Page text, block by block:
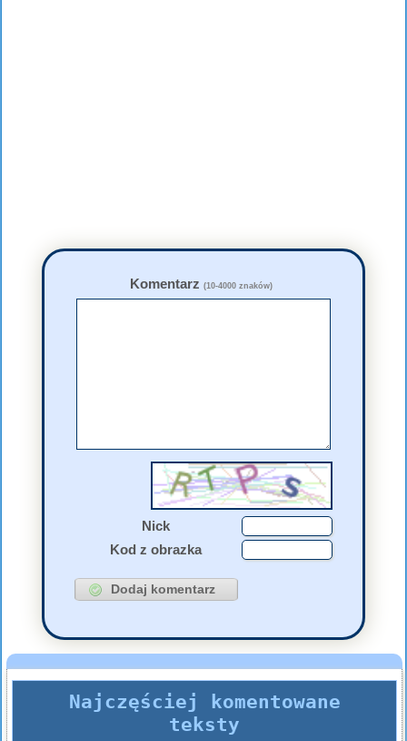
Komentarz (10-4000 znaków)
Nick
Kod z obrazka
Najczęściej komentowane
teksty